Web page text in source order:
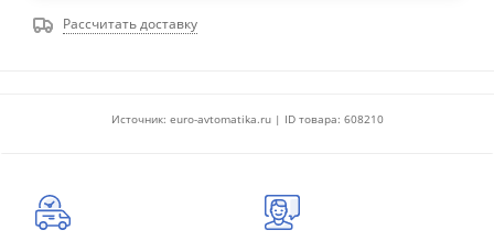
Рассчитать доставку
Источник: euro-avtomatika.ru | ID товара: 608210